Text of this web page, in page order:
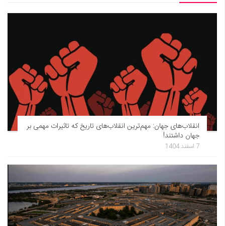
انقلاب‌های جهان: مهم‌ترین انقلاب‌های تاریخ که تاثیرات مهمی بر
جهان داشتند!
7 اسفند 1404